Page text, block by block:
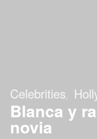
Celebrities
Blanca y
novia